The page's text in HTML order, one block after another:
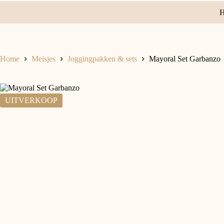
Home Meisjes Joggingpakken & sets Mayoral Set Garbanzo
UITVERKOOP